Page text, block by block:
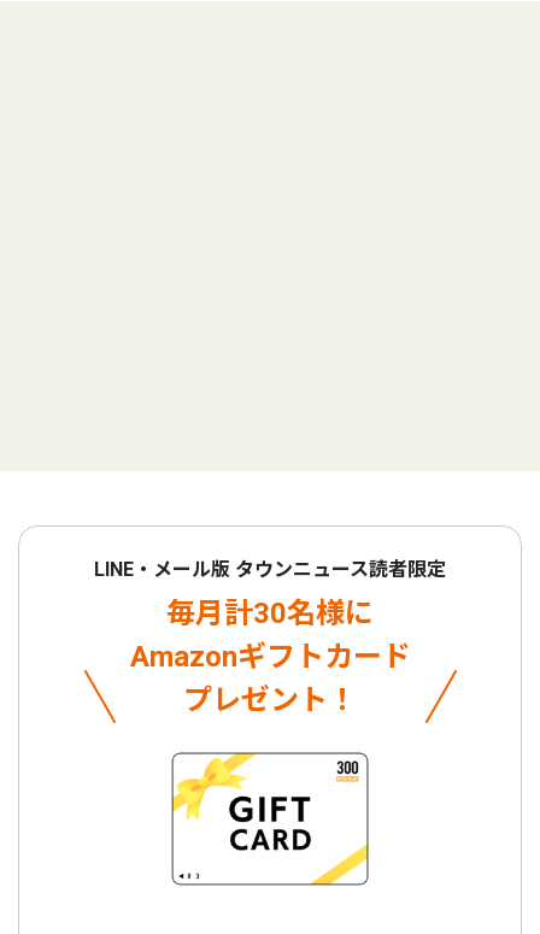
LINE・メール版 タウンニュース読者限定
毎月計30名様に
Amazonギフトカード
プレゼント！